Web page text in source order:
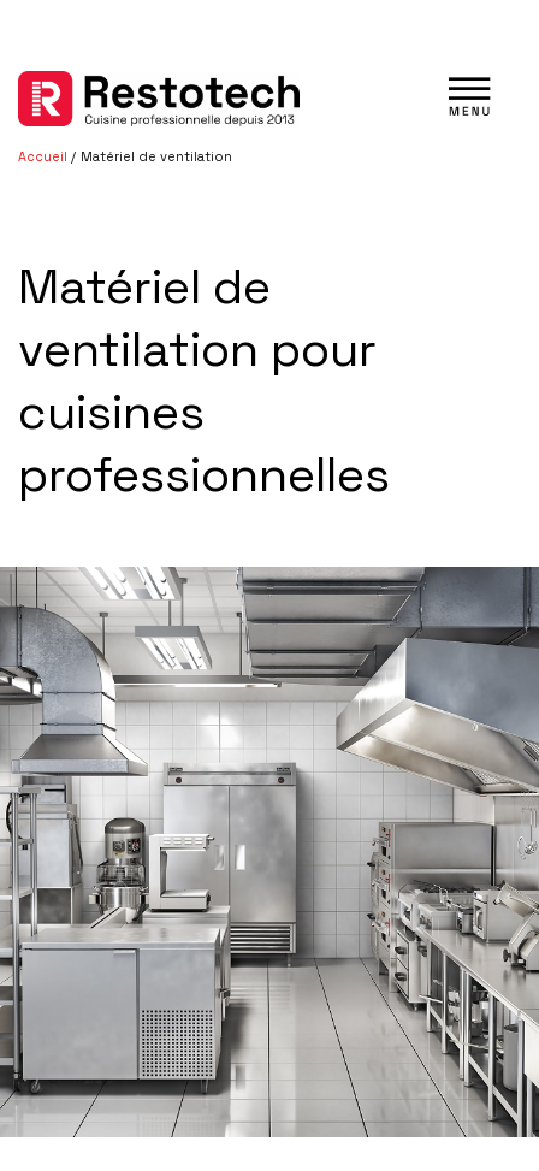
contenu
Accueil Matériel de ventilation
Matériel de
ventilation pour
cuisines
professionnelles